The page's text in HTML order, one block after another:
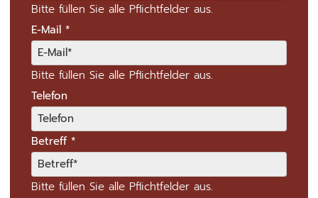
Bitte füllen Sie alle Pflichtfelder aus.
E-Mail *
Bitte füllen Sie alle Pflichtfelder aus.
Telefon
Betreff*
Bitte füllen Sie alle Pflichtfelder aus.